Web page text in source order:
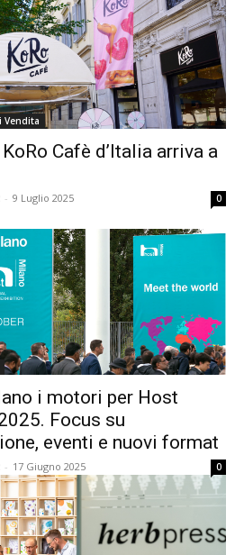
Vendita
Cafè d’Italia arriva a
- 9 Luglio 2025 0
i motori per Host
Focus su
eventi e nuovi format
- 17 Giugno 2025 0